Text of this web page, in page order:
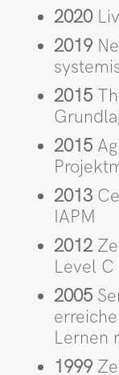
2020
2019
2015
2015
2013
IAPM
2012
Level C
2005
Lernen
1999